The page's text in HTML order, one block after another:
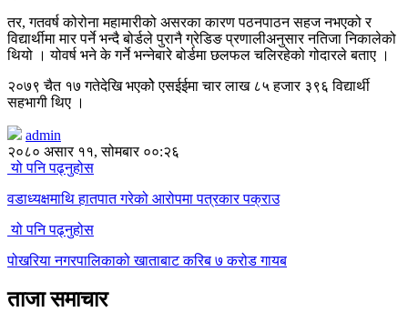
तर, गतवर्ष कोरोना महामारीको असरका कारण पठनपाठन सहज नभएको र
विद्यार्थीमा मार पर्ने भन्दै बोर्डले पुरानै ग्रेडिङ प्रणालीअनुसार नतिजा निकालेको
थियो । योवर्ष भने के गर्ने भन्नेबारे बोर्डमा छलफल चलिरहेको गोदारले बताए ।
२०७९ चैत १७ गतेदेखि भएकोे एसईईमा चार लाख ८५ हजार ३९६ विद्यार्थी
सहभागी थिए ।
admin
२०८० असार ११, सोमबार ००:२६
यो पनि पढ्नुहोस
वडाध्यक्षमाथि हातपात गरेको आरोपमा पत्रकार पक्राउ
यो पनि पढ्नुहोस
पोखरिया नगरपालिकाको खाताबाट करिब ७ करोड गायब
ताजा समाचार